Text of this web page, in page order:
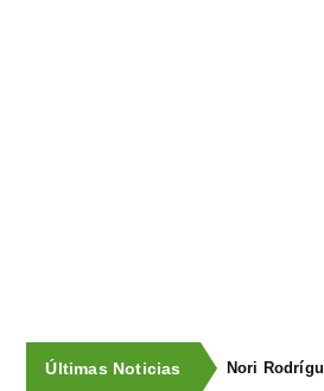
Últimas Noticias